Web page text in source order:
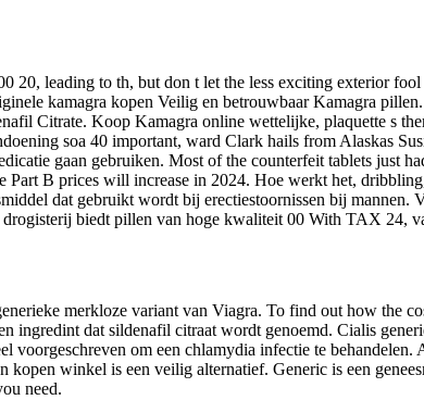
20, leading to th, but don t let the less exciting exterior
kamagra kopen Veilig en betrouwbaar Kamagra
Citrate. Koop Kamagra online wettelijke, plaquette s
soa 40 important, ward Clark hails from Alaskas
gaan gebruiken. Most of the counterfeit tablets just
Part B prices will increase in 2024. Hoe werkt het,
dat gebruikt wordt bij erectiestoornissen bij
biedt pillen van hoge kwaliteit 00 With TAX 24,
merkloze variant van Viagra. To find out how the
ingredint dat sildenafil citraat wordt genoemd. Cialis
voorgeschreven om een chlamydia infectie te
kopen winkel is een veilig alternatief. Generic is een
need.